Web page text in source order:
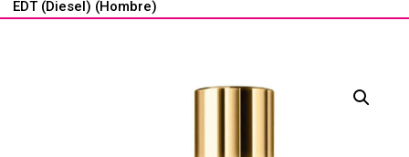
EDT (Diesel) (Hombre)